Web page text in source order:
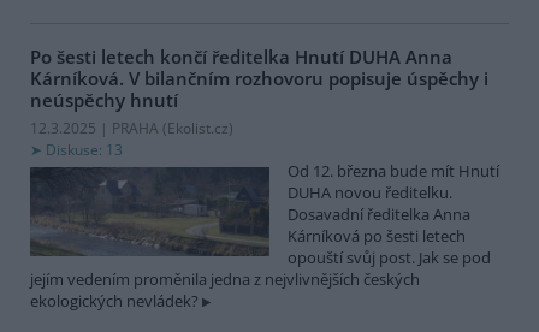
Po šesti letech končí ředitelka Hnutí DUHA Anna
Kárníková. V bilančním rozhovoru popisuje úspěchy i
neúspěchy hnutí
12.3.2025 | PRAHA (Ekolist.cz)
Diskuse: 13
Od 12. března bude mít Hnutí
DUHA novou ředitelku.
Dosavadní ředitelka Anna
Kárníková po šesti letech
opouští svůj post. Jak se pod
jejím vedením proměnila jedna z nejvlivnějších českých
ekologických nevládek?